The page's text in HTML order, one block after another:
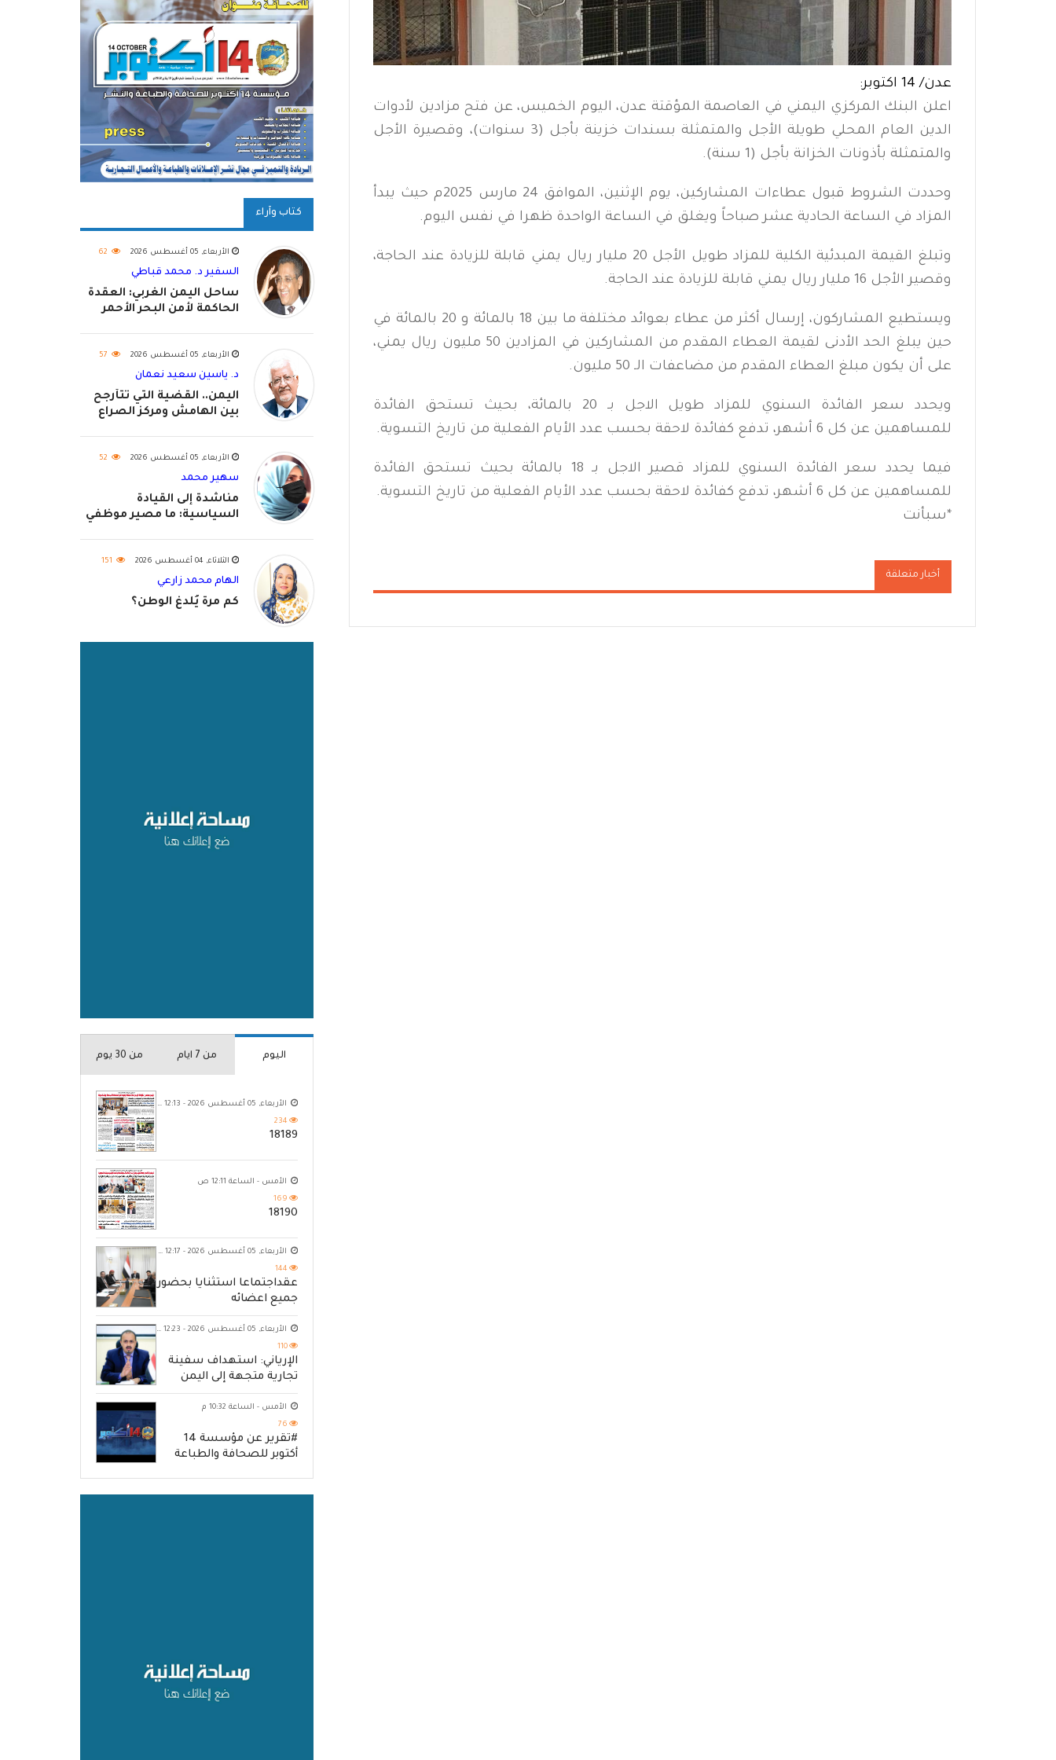
عدن/ 14 اكتوبر:
اعلن البنك المركزي اليمني في العاصمة المؤقتة عدن، اليوم الخميس، عن فتح مزادين لأدوات
الدين العام المحلي طويلة الأجل والمتمثلة بسندات خزينة بأجل (3 سنوات)، وقصيرة الأجل
والمتمثلة بأذونات الخزانة بأجل (1 سنة).
وحددت الشروط قبول عطاءات المشاركين، يوم الإثنين، الموافق 24 مارس 2025م حيث يبدأ
المزاد في الساعة الحادية عشر صباحاً ويغلق في الساعة الواحدة ظهرا في نفس اليوم.
وتبلغ القيمة المبدئية الكلية للمزاد طويل الأجل 20 مليار ريال يمني قابلة للزيادة عند الحاجة،
وقصير الأجل 16 مليار ريال يمني قابلة للزيادة عند الحاجة.
ويستطيع المشاركون، إرسال أكثر من عطاء بعوائد مختلفة ما بين 18 بالمائة و 20 بالمائة في
حين يبلغ الحد الأدنى لقيمة العطاء المقدم من المشاركين في المزادين 50 مليون ريال يمني،
على أن يكون مبلغ العطاء المقدم من مضاعفات الـ 50 مليون.
ويحدد سعر الفائدة السنوي للمزاد طويل الاجل بـ 20 بالمائة، بحيث تستحق الفائدة
للمساهمين عن كل 6 أشهر، تدفع كفائدة لاحقة بحسب عدد الأيام الفعلية من تاريخ التسوية.
فيما يحدد سعر الفائدة السنوي للمزاد قصير الاجل بـ 18 بالمائة بحيث تستحق الفائدة
للمساهمين عن كل 6 أشهر، تدفع كفائدة لاحقة بحسب عدد الأيام الفعلية من تاريخ التسوية.
*سبأنت
أخبار متعلقة
كتاب وآراء
الأربعاء, 05 أغسطس 2026 62
السفير د. محمد قباطي
ساحل اليمن الغربي: العقدة
الحاكمة لأمن البحر الأحمر
الأربعاء, 05 أغسطس 2026 57
د. ياسين سعيد نعمان
اليمن.. القضية التي تتأرجح
بين الهامش ومركز الصراع
الأربعاء, 05 أغسطس 2026 52
سهير محمد
مناشدة إلى القيادة
السياسية: ما مصير موظفي
الثلاثاء, 04 أغسطس 2026 151
الهام محمد زارعي
كم مرة يُلدغ الوطن؟
اليوم من 7 ايام من 30 يوم
الأربعاء, 05 أغسطس 2026 - 12:13 ص
234
18189
الأمس - الساعة 12:11 ص
169
18190
الأربعاء, 05 أغسطس 2026 - 12:17 ص
144
عقداجتماعا استثنايا بحضور
جميع اعضائه
الأربعاء, 05 أغسطس 2026 - 12:23 ص
110
الإرياني: استهداف سفينة
تجارية متجهة إلى اليمن
يكشف حصار الحوثي للشعب
الأمس - الساعة 10:32 م
76
#تقرير عن مؤسسة 14
أكتوبر للصحافة والطباعة